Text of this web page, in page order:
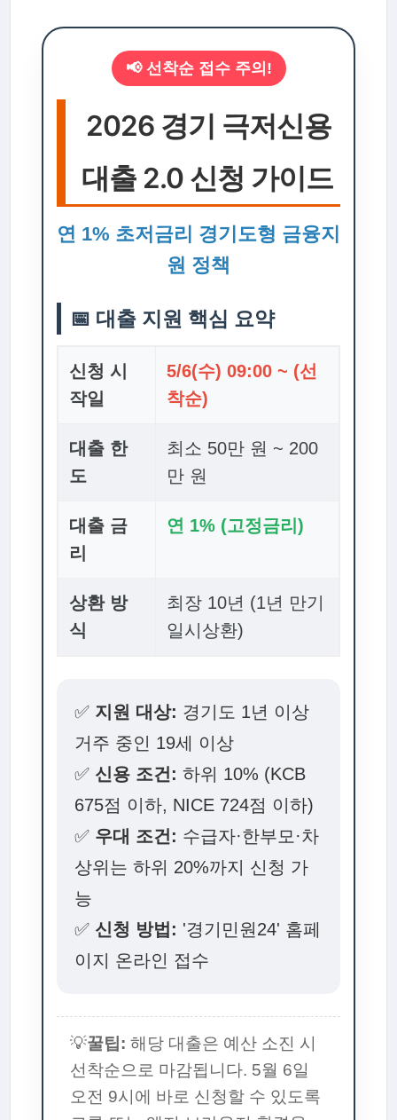
📢 선착순 접수 주의!
2026 경기 극저신용
대출 2.0 신청 가이드
연 1% 초저금리 경기도형 금융지
원 정책
📅 대출 지원 핵심 요약
신청 시
작일
5/6(수) 09:00 ~ (선
착순)
대출 한
도
최소 50만 원 ~ 200
만 원
대출 금
리
연 1% (고정금리)
상환 방
식
최장 10년 (1년 만기
일시상환)
✅ 지원 대상: 경기도 1년 이상
거주 중인 19세 이상
✅ 신용 조건: 하위 10% (KCB
675점 이하, NICE 724점 이하)
✅ 우대 조건: 수급자·한부모·차
상위는 하위 20%까지 신청 가
능
✅ 신청 방법: '경기민원24' 홈페
이지 온라인 접수
💡꿀팁: 해당 대출은 예산 소진 시
선착순으로 마감됩니다. 5월 6일
오전 9시에 바로 신청할 수 있도록